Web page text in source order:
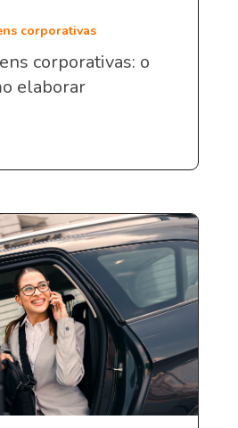
corporativas
corporativas: o
elaborar